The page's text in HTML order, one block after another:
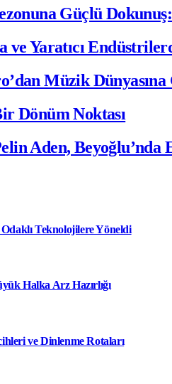
Güçlü
ve Yaratıcı
Müzik
Dönüm Noktası
Aden, Beyoğlu’nda
Odaklı Teknolojilere Yöneldi
Halka Arz Hazırlığı
ve Dinlenme Rotaları